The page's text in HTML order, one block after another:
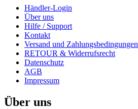
Händler-Login
Über uns
Hilfe / Support
Kontakt
Versand und Zahlungsbedingungen
RETOUR & Widerrufsrecht
Datenschutz
AGB
Impressum
Über uns